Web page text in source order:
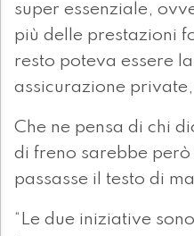
super essenziale,
più delle prestazioni
resto poteva essere
assicurazione
Che ne pensa di chi
di freno sarebbe
passasse il testo di
“Le due iniziative